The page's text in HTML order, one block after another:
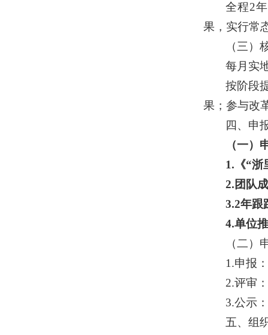
全程2
果，实行常
（三）
每月实
按阶段
果；参与改
四、申
（一）
1. 《“
2.团队
3.2年跟
4.单位
（二）
1.申报
2.评审
3.公示
五、组